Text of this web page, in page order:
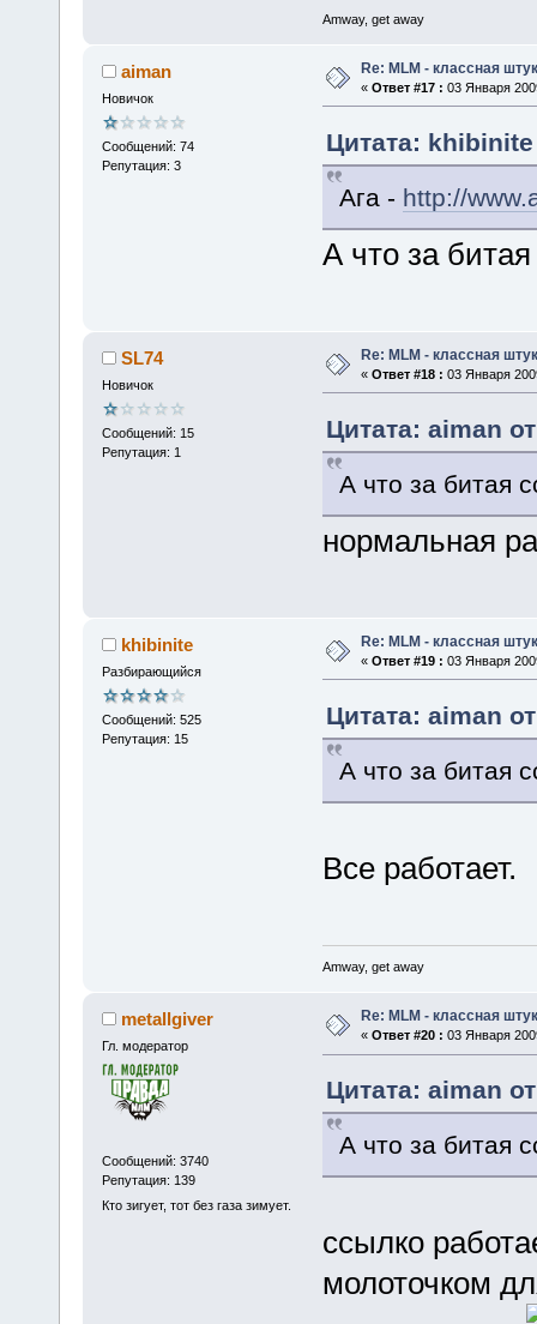
Amway, get away
aiman
Новичок
Сообщений: 74
Репутация: 3
Re: MLM - классная
« Ответ #17 : 03 Января
Цитата:
Ага - http://
А что за
SL74
Новичок
Сообщений: 15
Репутация: 1
Re: MLM - классная
« Ответ #18 : 03 Января
Цитата: aiman
А что за битая
нормальная
khibinite
Разбирающийся
Сообщений: 525
Репутация: 15
Re: MLM - классная
« Ответ #19 : 03 Января
Цитата: aiman
А что за битая
Все работает.
Amway, get away
metallgiver
Гл. модератор
Сообщений: 3740
Репутация: 139
Кто зигует, тот без газа зимует.
Re: MLM - классная
« Ответ #20 : 03 Января
Цитата: aiman
А что за битая
ссылко
молоточком